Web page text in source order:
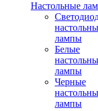
Настольные
лампы
Белые
лампы
Черные
лампы